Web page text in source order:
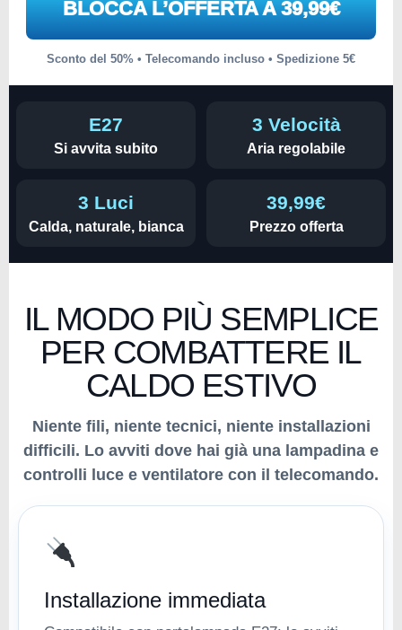
BLOCCA L’OFFERTA A 39,99€
Sconto del 50% • Telecomando incluso • Spedizione 5€
E27
Si avvita subito
3 Velocità
Aria regolabile
3 Luci
Calda, naturale, bianca
39,99€
Prezzo offerta
IL MODO PIÙ SEMPLICE
PER COMBATTERE IL
CALDO ESTIVO
Niente fili, niente tecnici, niente installazioni
difficili. Lo avviti dove hai già una lampadina e
controlli luce e ventilatore con il telecomando.
Installazione immediata